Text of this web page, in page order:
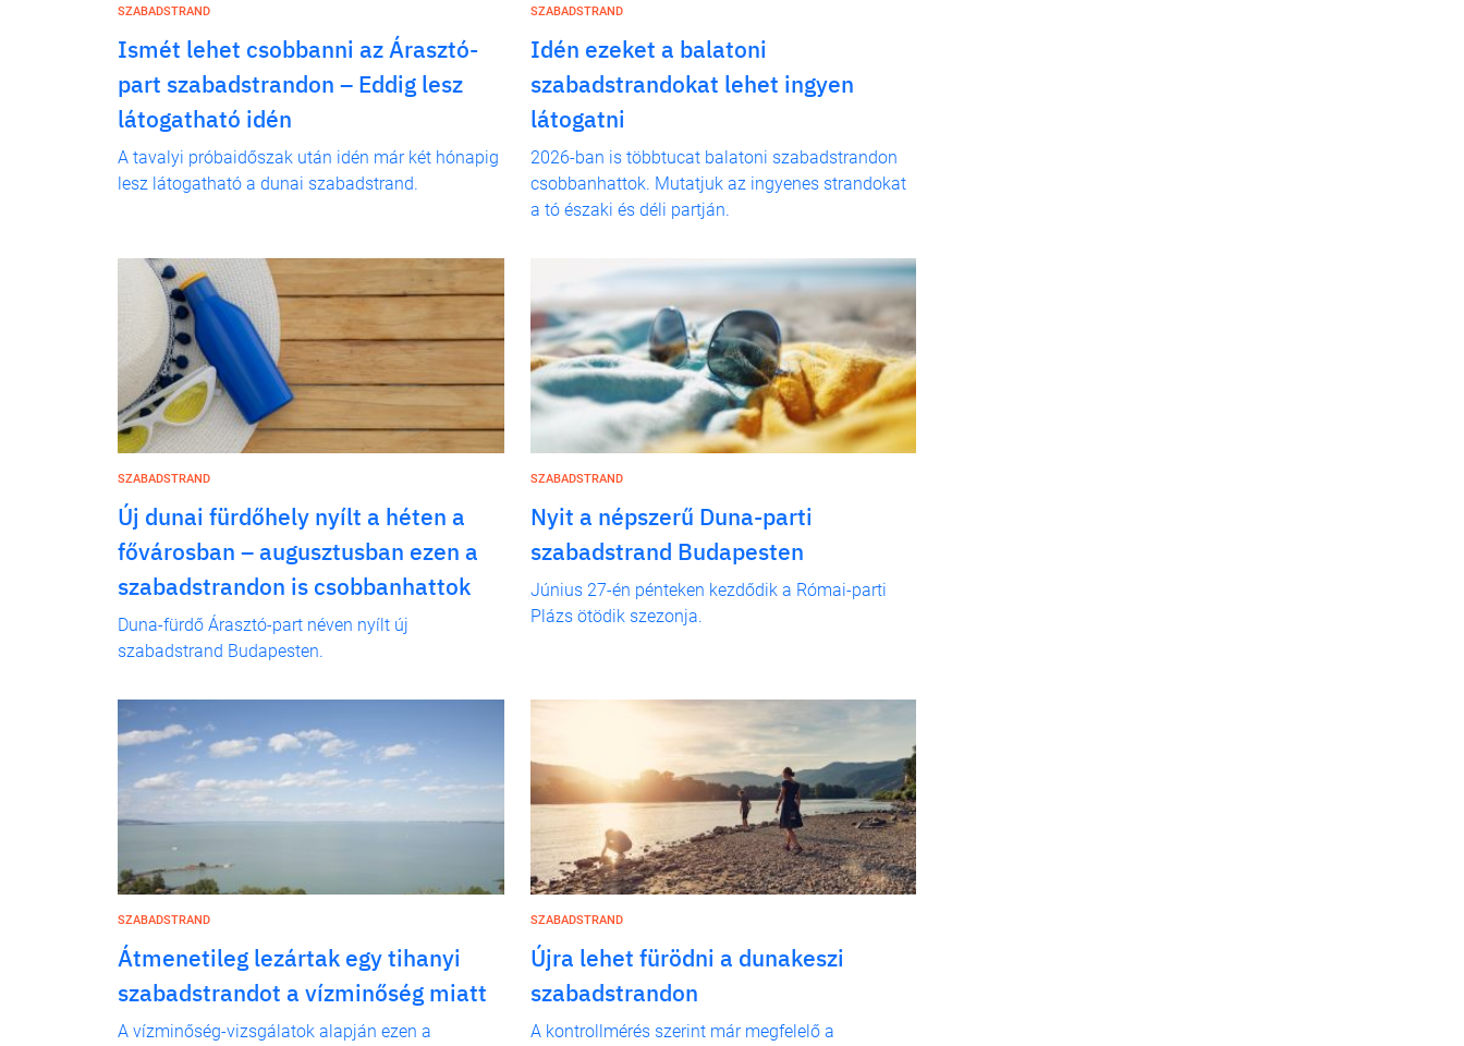
SZABADSTRAND
Ismét lehet csobbanni az Árasztó-
part szabadstrandon – Eddig lesz
látogatható idén
A tavalyi próbaidőszak után idén már két hónapig
lesz látogatható a dunai szabadstrand.
SZABADSTRAND
Idén ezeket a balatoni
szabadstrandokat lehet ingyen
látogatni
2026-ban is többtucat balatoni szabadstrandon
csobbanhattok. Mutatjuk az ingyenes strandokat
a tó északi és déli partján.
SZABADSTRAND
Új dunai fürdőhely nyílt a héten a
fővárosban – augusztusban ezen a
szabadstrandon is csobbanhattok
Duna-fürdő Árasztó-part néven nyílt új
szabadstrand Budapesten.
SZABADSTRAND
Nyit a népszerű Duna-parti
szabadstrand Budapesten
Június 27-én pénteken kezdődik a Római-parti
Plázs ötödik szezonja.
SZABADSTRAND
Átmenetileg lezártak egy tihanyi
szabadstrandot a vízminőség miatt
A vízminőség-vizsgálatok alapján ezen a
SZABADSTRAND
Újra lehet fürödni a dunakeszi
szabadstrandon
A kontrollmérés szerint már megfelelő a